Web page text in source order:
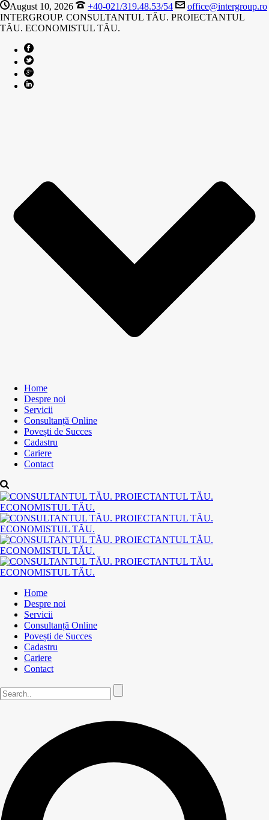
August 10, 2026 +40-021/319.48.53/54
office@intergroup.ro
INTERGROUP. CONSULTANTUL TĂU. PROIECTANTUL
TĂU. ECONOMISTUL TĂU.
Home
Despre noi
Servicii
Consultanță Online
Povești de Succes
Cadastru
Cariere
Contact
Home
Despre noi
Servicii
Consultanță Online
Povești de Succes
Cadastru
Cariere
Contact